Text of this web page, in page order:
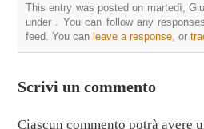
This entry was posted on martedì,
under . You can follow any
feed. You can leave a response , or
Scrivi un commento
Ciascun commento potrà avere